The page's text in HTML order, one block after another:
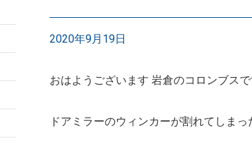
2020年9月19日
おはようございます 岩倉のコロンブスで
ドアミラーのウィンカーが割れてしまっ